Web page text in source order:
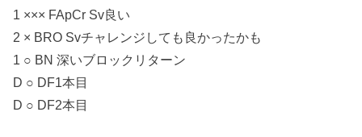
1 ××× FApCr Sv良い
2 × BRO Svチャレンジしても良かったかも
1 ○ BN 深いブロックリターン
D ○ DF1本目
D ○ DF2本目